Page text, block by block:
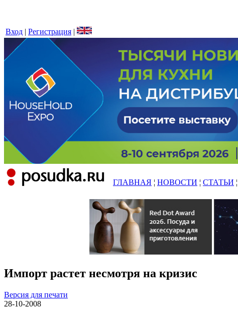
Вход | Регистрация |
ГЛАВНАЯ ¦ НОВОСТИ ¦ СТАТЬИ ¦
Импорт растет несмотря на кризис
Версия для печати
28-10-2008